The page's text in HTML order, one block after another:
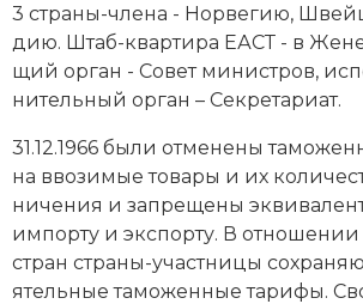
Образование
Общественные объединения и
Революции и народные движения
Религия и церковь
Россия
3 стра­ны-чле­на - Нор­ве­гию,
дию. Штаб-квар­ти­ра ЕАСТ - в
щий ор­ган - Со­вет ми­ни­ст­ров,
нительный ор­ган – Сек­ре­та­ри­ат.
31.12.1966 бы­ли от­ме­не­ны
на вво­зи­мые то­ва­ры и их
ни­че­ния и за­пре­ще­ны
им­пор­ту и экс­пор­ту. В от­но­ше­нии
стран стра­ны-уча­ст­ни­цы
ятельные та­мо­жен­ные та­ри­фы.